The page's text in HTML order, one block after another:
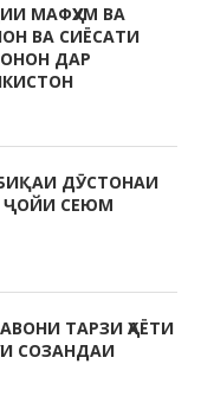
МАФҲУМ ВА
ВА СИЁСАТИ
ДАР
ДӮСТОНАИ
ҶОЙИ СЕЮМ
ТАРЗИ ҲАЁТИ
СОЗАНДАИ